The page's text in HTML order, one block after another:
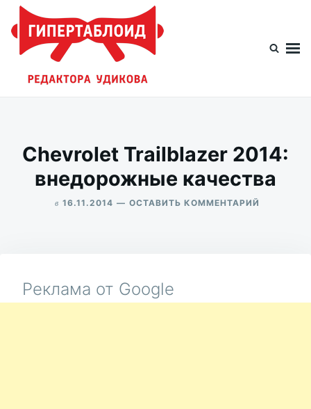
Перейти
содержимому
Искать:
Chevrolet Trailblazer 2014:
внедорожные качества
в 16.11.2014 ОСТАВИТЬ КОММЕНТАРИЙ
Реклама от Google